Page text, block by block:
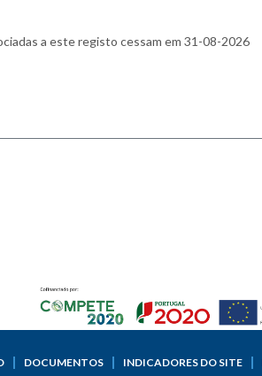
DOCUMENTOS INDICADORES DO SITE